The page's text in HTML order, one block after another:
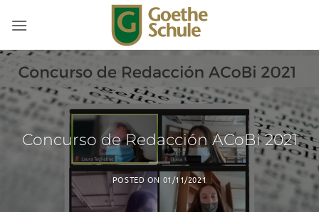
Concurso de Redacción ACoBi 2021
POSTED ON 01/11/2021